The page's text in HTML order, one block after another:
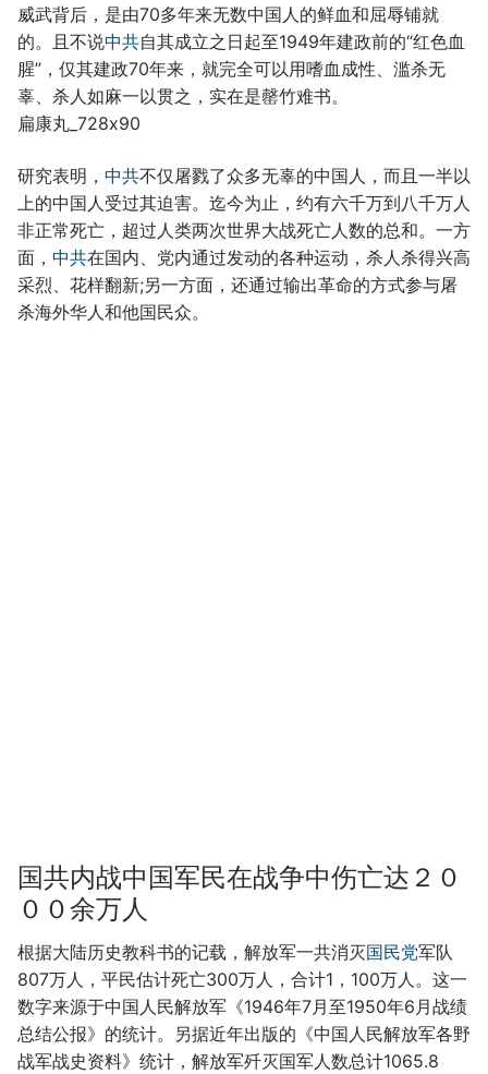
威武背后，是由70多年来无数中国人的鲜血和屈辱铺就
的。且不说中共自其成立之日起至1949年建政前的“红色血
腥”，仅其建政70年来，就完全可以用嗜血成性、滥杀无
辜、杀人如麻一以贯之，实在是罄竹难书。
扁康丸_728x90
研究表明， 中共不仅屠戮了众多无辜的中国人，而且一半以
上的中国人受过其迫害。迄今为止，约有六千万到八千万人
非正常死亡，超过人类两次世界大战死亡人数的总和。一方
面， 中共在国内、党内通过发动的各种运动，杀人杀得兴高
采烈、花样翻新;另一方面，还通过输出革命的方式参与屠
杀海外华人和他国民众。
国共内战中国军民在战争中伤亡达２０
００余万人
根据大陆历史教科书的记载，解放军一共消灭国民党军队
807万人，平民估计死亡300万人，合计1，100万人。这一
数字来源于中国人民解放军《1946年7月至1950年6月战绩
总结公报》的统计。另据近年出版的《中国人民解放军各野
战军战史资料》统计，解放军歼灭国军人数总计1065.8